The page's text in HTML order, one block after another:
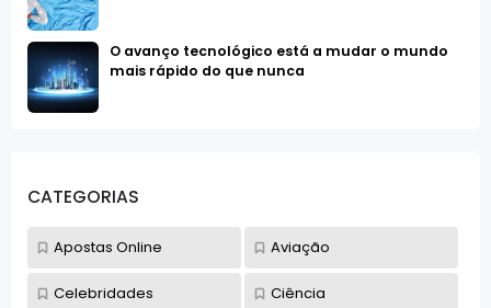
O avanço tecnológico está a mudar o mundo
mais rápido do que nunca
CATEGORIAS
Apostas Online Aviação
Celebridades Ciência